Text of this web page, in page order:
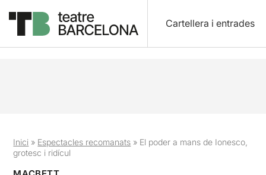
Cartellera i entrades
Inici » Espectacles recomanats » El poder a mans de Ionesco,
grotesc i ridícul